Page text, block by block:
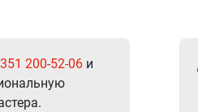
200-52-06 и